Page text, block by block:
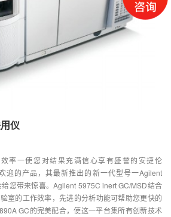
仪
率一使您对结果充满信心享有盛誉的安捷伦
迎的产品，其最新推出的新一代型号一Agilent
您带来惊喜。Agilent 5975C inert GC/MSD结合
室的工作效率，先进的分析功能可帮助您更快的
GC的完美配合，使这一平台集所有创新技术